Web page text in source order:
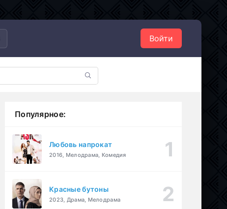
Войти
Популярное:
Любовь напрокат
2016, Мелодрама, Комедия
Красные бутоны
2023, Драма, Мелодрама